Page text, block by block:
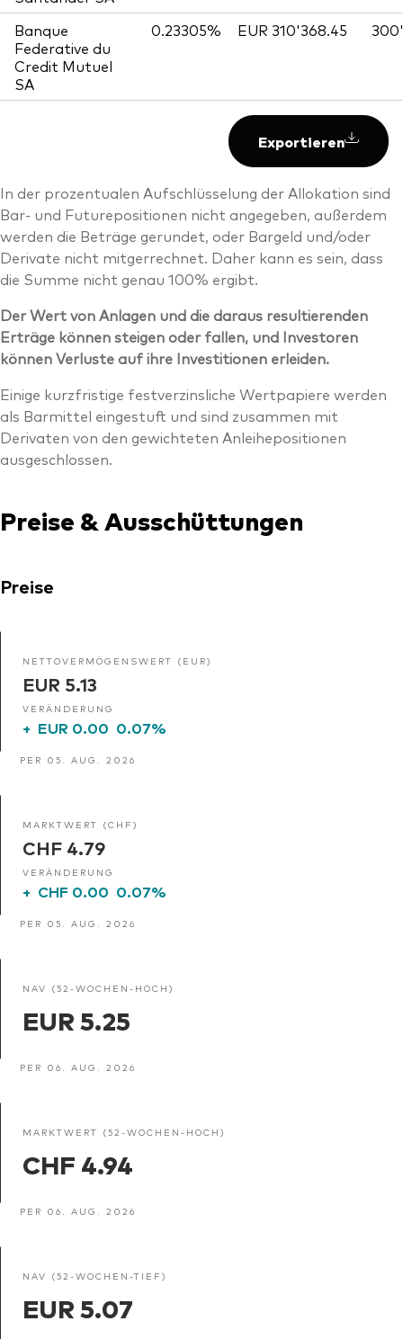
Banque
Federative du
Credit Mutuel
SA
0.23305% EUR 310'368.45
Exportieren
In der prozentualen Aufschlüsselung der Allokation sind
Bar- und Futurepositionen nicht angegeben, außerdem
werden die Beträge gerundet, oder Bargeld und/oder
Derivate nicht mitgerrechnet. Daher kann es sein, dass
die Summe nicht genau 100% ergibt.
Der Wert von Anlagen und die daraus resultierenden
Erträge können steigen oder fallen, und Investoren
können Verluste auf ihre Investitionen erleiden.
Einige kurzfristige festverzinsliche Wertpapiere werden
als Barmittel eingestuft und sind zusammen mit
Derivaten von den gewichteten Anleihepositionen
ausgeschlossen.
Preise & Ausschüttungen
Preise
NETTOVERMÖGENSWERT (EUR)
EUR 5.13
VERÄNDERUNG
+ EUR 0.00 0.07%
PER 05. AUG. 2026
MARKTWERT (CHF)
CHF 4.79
VERÄNDERUNG
+ CHF 0.00 0.07%
PER 05. AUG. 2026
NAV (52-WOCHEN-HOCH)
EUR 5.25
PER 06. AUG. 2026
MARKTWERT (52-WOCHEN-HOCH)
CHF 4.94
PER 06. AUG. 2026
NAV (52-WOCHEN-TIEF)
EUR 5.07